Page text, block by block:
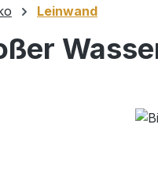
Leinwand